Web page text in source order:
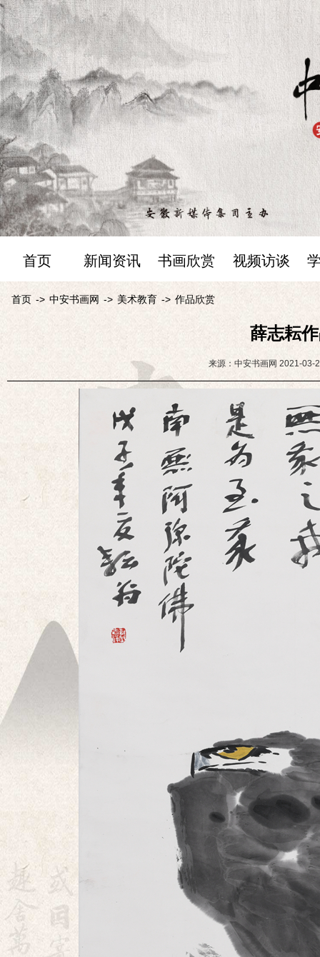
首页 新闻资讯 书画欣赏 视频访谈
首页 -> 中安书画网 -> 美术教育 -> 作品欣赏
薛志耘
来源：中安书画网 2021-03-